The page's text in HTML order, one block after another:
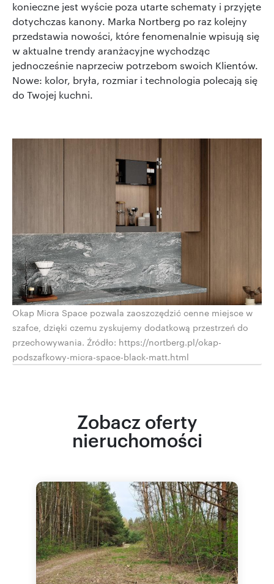
konieczne jest wyście poza utarte schematy i przyjęte
dotychczas kanony. Marka Nortberg po raz kolejny
przedstawia nowości, które fenomenalnie wpisują się
w aktualne trendy aranżacyjne wychodząc
jednocześnie naprzeciw potrzebom swoich Klientów.
Nowe: kolor, bryła, rozmiar i technologia polecają się
do Twojej kuchni.
Okap Micra Space pozwala zaoszczędzić cenne miejsce w
szafce, dzięki czemu zyskujemy dodatkową przestrzeń do
przechowywania. Źródło: https://nortberg.pl/okap-
podszafkowy-micra-space-black-matt.html
Zobacz oferty
nieruchomości